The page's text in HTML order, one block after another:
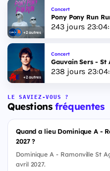
+2 autres
Concert
Pony Pony Run
243jours 23:04:
+2 autres
Concert
Gauvain Sers - St
238 jours 23:04:
LE SAVIEZ-VOUS ?
Questionsfréquentes
Quand a lieu Dominique A -
2027 ?
Dominique A - Ramonville St
avril 2027.